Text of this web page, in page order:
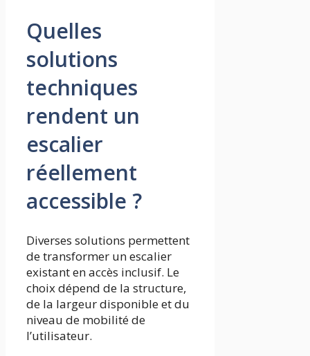
Quelles
solutions
techniques
rendent un
escalier
réellement
accessible ?
Diverses solutions permettent
de transformer un escalier
existant en accès inclusif. Le
choix dépend de la structure,
de la largeur disponible et du
niveau de mobilité de
l’utilisateur.